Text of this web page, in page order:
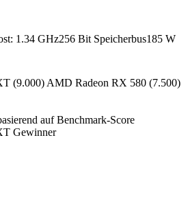
1.34 GHz256 Bit Speicherbus185 W
(9.000) AMD Radeon RX 580 (7.500)
auf Benchmark-Score
Gewinner